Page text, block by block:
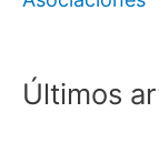
Últimos